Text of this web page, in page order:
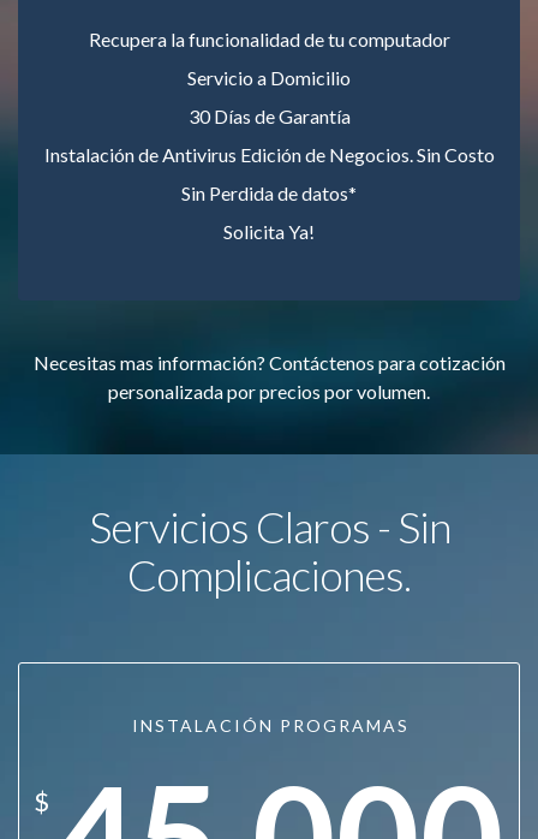
Recupera la funcionalidad de tu computador
Servicio a Domicilio
30 Días de Garantía
Instalación de Antivirus Edición de Negocios. Sin Costo
Sin Perdida de datos*
Solicita Ya!
Necesitas mas información? Contáctenos para cotización
personalizada por precios por volumen.
Servicios Claros - Sin
Complicaciones.
INSTALACIÓN PROGRAMAS
$